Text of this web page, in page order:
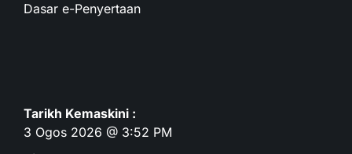
Dasar e-Penyertaan
Tarikh Kemaskini :
3 Ogos 2026 @ 3:52 PM